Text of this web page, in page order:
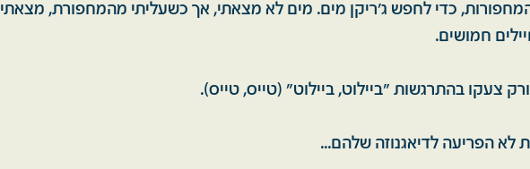
כדי לחפש ג'ריקן מים. מים לא מצאתי, אך כשעליתי מהמחפורת, מצאתי
חמושים.
צעקו בהתרגשות "ביילוט, ביילוט" (טייס, טייס).
לא הפריעה לדיאגנוזה שלהם...